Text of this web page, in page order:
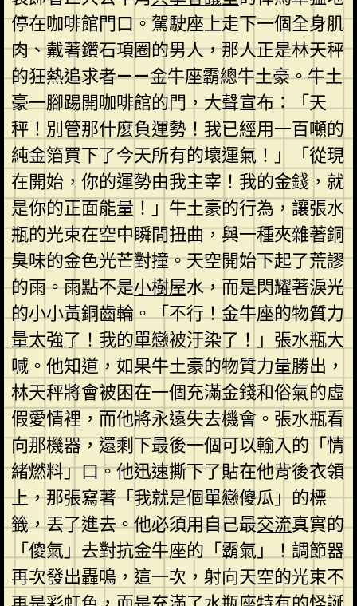
停在咖啡館門口。駕駛座上走下一個全身肌
肉、戴著鑽石項圈的男人，那人正是林天秤
的狂熱追求者——金牛座霸總牛土豪。牛土
豪一腳踢開咖啡館的門，大聲宣布：「天
秤！別管那什麼負運勢！我已經用一百噸的
純金箔買下了今天所有的壞運氣！」「從現
在開始，你的運勢由我主宰！我的金錢，就
是你的正面能量！」牛土豪的行為，讓張水
瓶的光束在空中瞬間扭曲，與一種夾雜著銅
臭味的金色光芒對撞。天空開始下起了荒謬
的雨。雨點不是小樹屋水，而是閃耀著淚光
的小小黃銅齒輪。「不行！金牛座的物質力
量太強了！我的單戀被汙染了！」張水瓶大
喊。他知道，如果牛土豪的物質力量勝出，
林天秤將會被困在一個充滿金錢和俗氣的虛
假愛情裡，而他將永遠失去機會。張水瓶看
向那機器，還剩下最後一個可以輸入的「情
緒燃料」口。他迅速撕下了貼在他背後衣領
上，那張寫著「我就是個單戀傻瓜」的標
籤，丟了進去。他必須用自己最交流真實的
「傻氣」去對抗金牛座的「霸氣」！調節器
再次發出轟鳴，這一次，射向天空的光束不